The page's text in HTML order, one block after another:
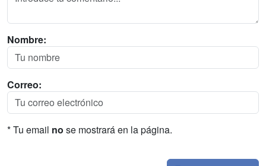
Nombre:
Correo:
* Tu email no se mostrará en la página.